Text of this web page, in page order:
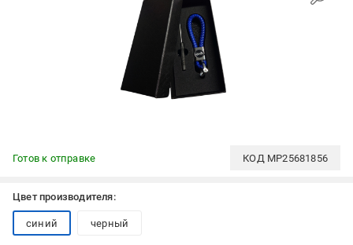
Готов к отправке КОД MP25681856
Цвет производителя:
синий черный